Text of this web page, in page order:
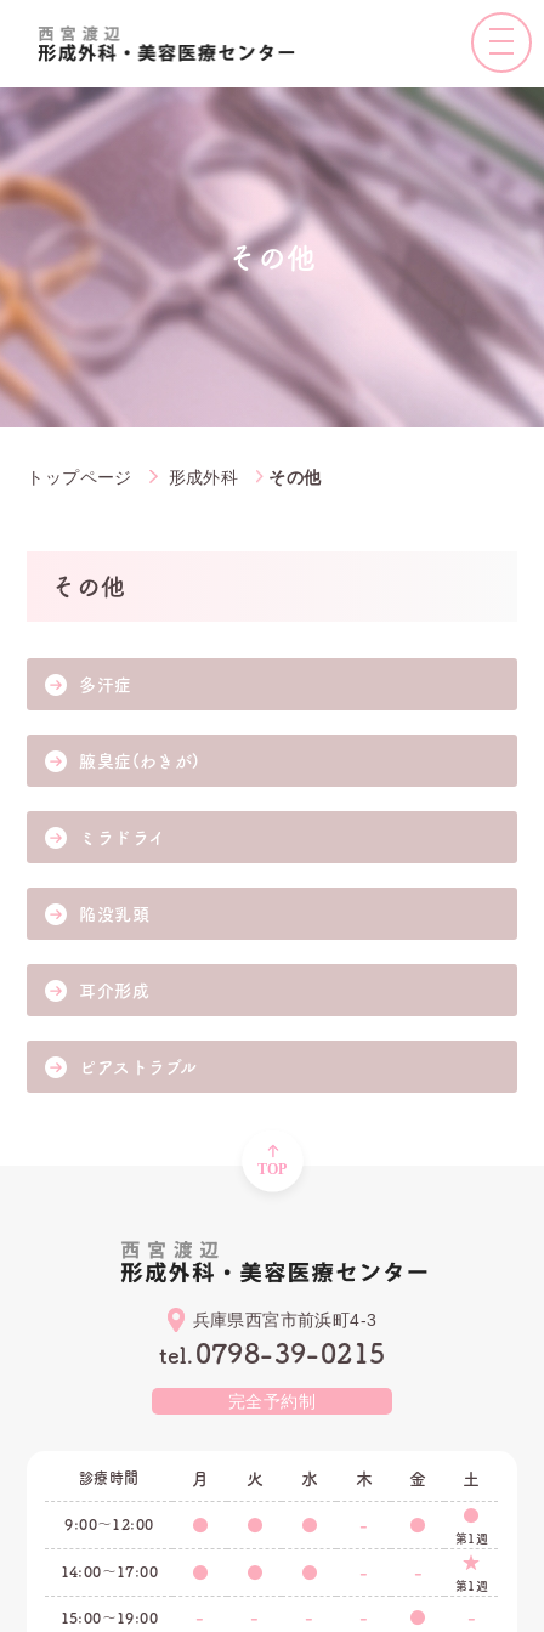
toggle
その他
トップページ 形成外科 その他
その他
多汗症
腋臭症(わきが)
ミラドライ
陥没乳頭
耳介形成
ピアストラブル
兵庫県西宮市前浜町4-3
tel.0798-39-0215
完全予約制
診療時間 月 火 水 木 金 土
9:00〜12:00 ● ● ● - ●
●
第1週
14:00〜17:00 ● ● ● - -
★
第1週
15:00〜19:00 - - - - ● -